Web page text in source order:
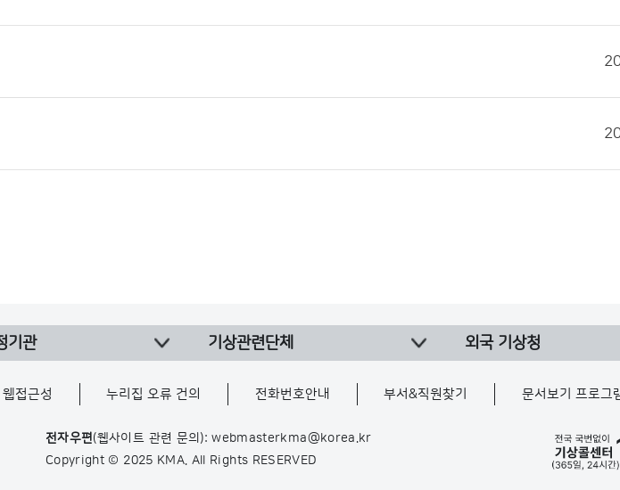
기관 기상관련단체 외국 기상청
웹접근성 누리집 오류 건의 전화번호안내 부서&직원찾기 문서보기 프로그
전자우편(웹사이트 관련 문의): webmasterkma@korea.kr
Copyright © 2025 KMA. All Rights RESERVED